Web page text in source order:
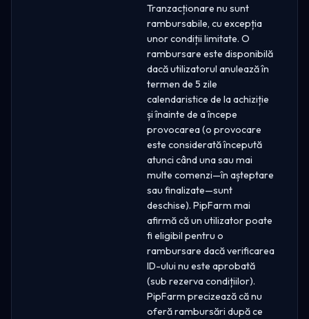
Tranzacționare nu sunt
rambursabile, cu excepția
unor condiții limitate. O
rambursare este disponibilă
dacă utilizatorul anulează în
termen de 5 zile
calendaristice de la achiziție
și înainte de a începe
provocarea (o provocare
este considerată începută
atunci când una sau mai
multe comenzi—în așteptare
sau finalizate—sunt
deschise). PipFarm mai
afirmă că un utilizator poate
fi eligibil pentru o
rambursare dacă verificarea
ID-ului nu este aprobată
(sub rezerva condițiilor).
PipFarm precizează că nu
oferă rambursări după ce